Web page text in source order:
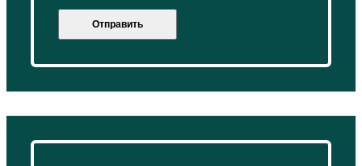
Отправить